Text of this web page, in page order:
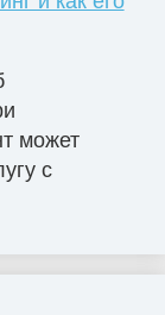
может
с